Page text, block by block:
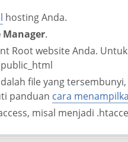
hosting Anda.
Manager.
Root website Anda.
file yang
panduan cara
misal menjadi